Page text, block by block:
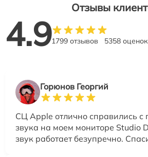
Отзывы
4.91799 отзывов 5358 оценок
Горюнов Георгий
СЦ Apple отлично справились с
звука на моем мониторе Studio
звук работает безупречно.